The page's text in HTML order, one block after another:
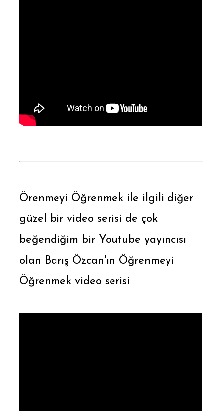
Örenmeyi Öğrenmek ile ilgili diğer
güzel bir video serisi de çok
beğendiğim bir Youtube yayıncısı
olan Barış Özcan'ın Öğrenmeyi
Öğrenmek video serisi